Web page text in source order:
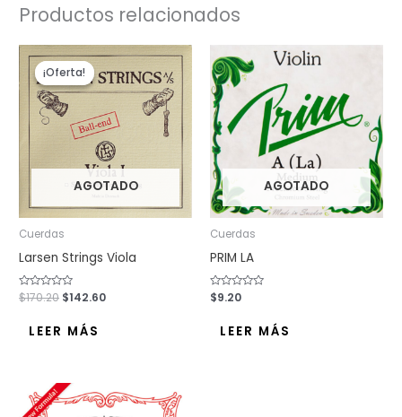
Productos relacionados
¡Oferta!
AGOTADO
¡Oferta!
Cuerdas
Larsen Strings Viola
Valorado
con
$170.20
precio
original
era:
$170.20.
$142.60
precio
actual
es:
$142.60.
LEER MÁS
AGOTADO
Cuerdas
PRIM LA
Valorado
con
$9.20
LEER MÁS